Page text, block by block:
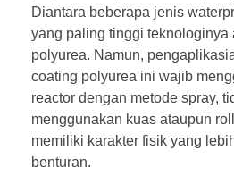
Diantara beberapa jenis
yang paling tinggi teknologinya
polyurea. Namun,
coating polyurea ini wajib
reactor dengan metode spray,
menggunakan kuas ataupun
memiliki karakter fisik yang
benturan.